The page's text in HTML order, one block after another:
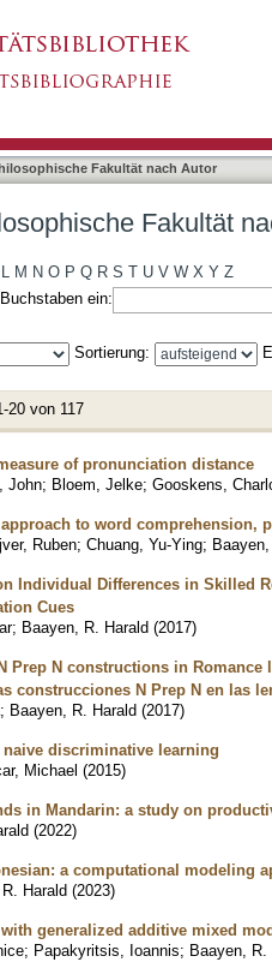
Fakultät nach Autor
Fakultät
L M N O P Q R S T U V W X Y Z
ein:
Sortierung:
20 von 117
of pronunciation distance
John; Bloem, Jelke; Gooskens,
to word comprehension,
Ruben; Chuang, Yu-Ying;
Individual Differences in Skilled
Cues
; Baayen, R. Harald (2017)
Prep N constructions in
construcciones N Prep N en las
; Baayen, R. Harald (2017)
discriminative learning
Michael (2015)
in Mandarin: a study on
(2022)
a computational modeling
Harald (2023)
generalized additive mixed
; Papakyritsis, Ioannis; Baayen, R.